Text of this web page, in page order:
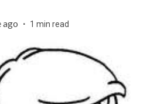
ago 1 min read